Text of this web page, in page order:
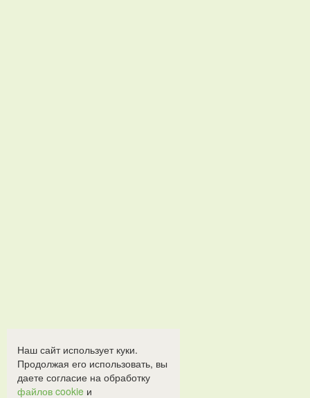
Наш сайт использует куки.
Продолжая его использовать, вы
даете согласие на обработку
файлов cookie и